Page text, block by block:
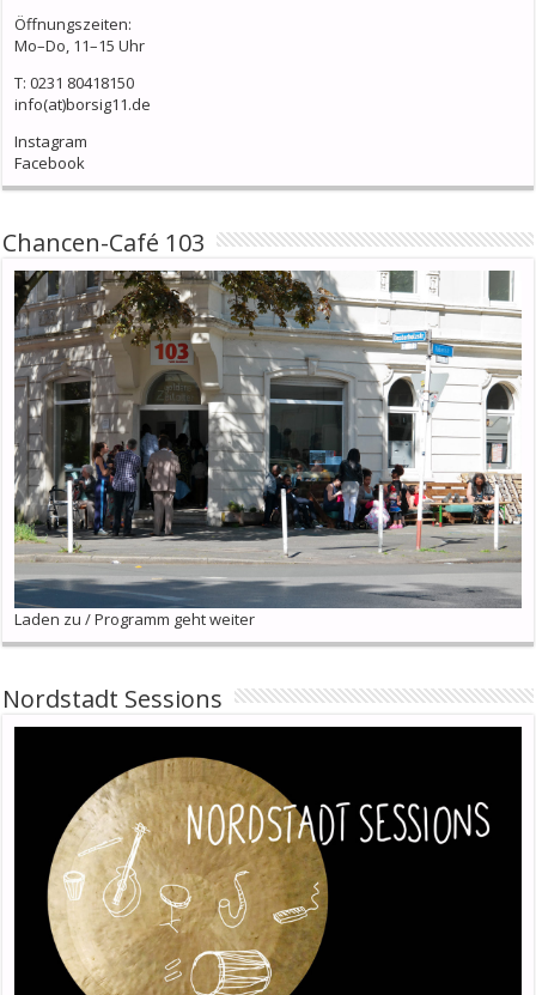
Öffnungszeiten:
Mo–Do, 11–15 Uhr
T: 0231 80418150
info(at)borsig11.de
Instagram
Facebook
Chancen-Café 103
Laden zu / Programm geht weiter
Nordstadt Sessions